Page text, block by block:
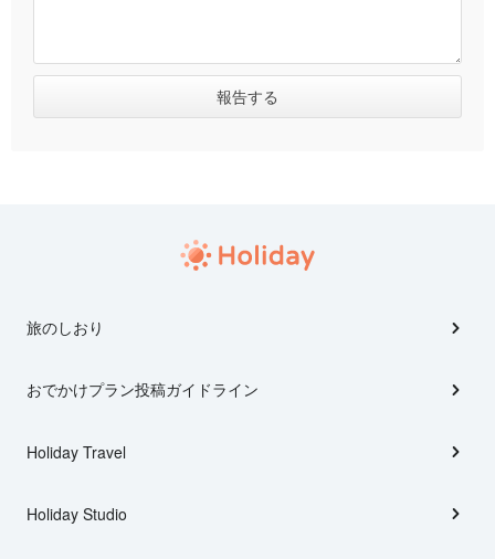
旅のしおり
おでかけプラン投稿ガイドライン
Holiday Travel
Holiday Studio